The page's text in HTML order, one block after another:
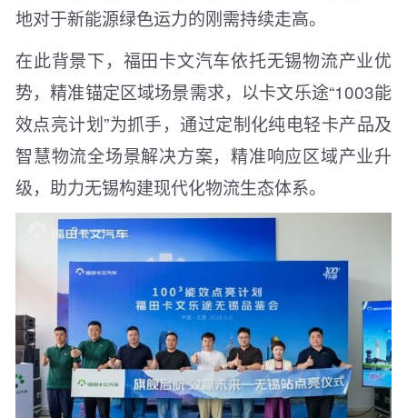
地对于新能源绿色运力的刚需持续走高。
在此背景下，福田卡文汽车依托无锡物流产业优
势，精准锚定区域场景需求，以卡文乐途“1003能
效点亮计划”为抓手，通过定制化纯电轻卡产品及
智慧物流全场景解决方案，精准响应区域产业升
级，助力无锡构建现代化物流生态体系。